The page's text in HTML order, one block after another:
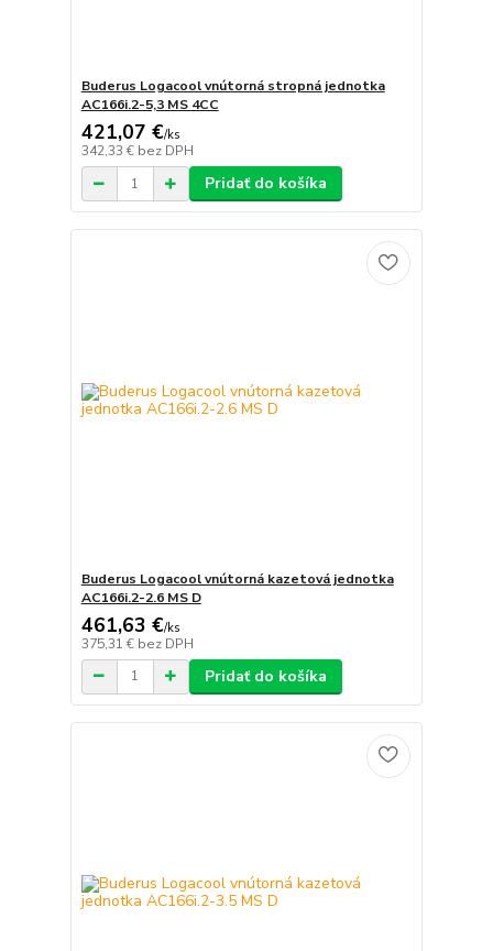
Buderus Logacool vnútorná stropná jednotka
AC166i.2-5,3 MS 4CC
421,07 €/ks
342,33 € bez DPH
Pridať do košíka
Buderus Logacool vnútorná kazetová jednotka
AC166i.2-2.6 MS D
461,63 €/ks
375,31 € bez DPH
Pridať do košíka